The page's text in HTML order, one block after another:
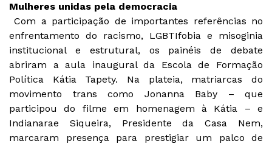
Mulheres unidas pela democracia
Com a participação de importantes referências no
enfrentamento do racismo, LGBTIfobia e misoginia
institucional e estrutural, os painéis de debate
abriram a aula inaugural da Escola de Formação
Política Kátia Tapety. Na plateia, matriarcas do
movimento trans como Jonanna Baby – que
participou do filme em homenagem à Kátia – e
Indianarae Siqueira, Presidente da Casa Nem,
marcaram presença para prestigiar um palco de